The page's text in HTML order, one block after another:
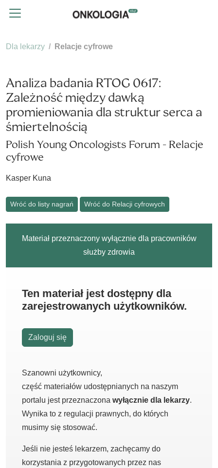
Dla lekarzy Relacje cyfrowe
Analiza badania RTOG 0617:
Zależność między dawką
promieniowania dla struktur serca a
śmiertelnością
Polish Young Oncologists Forum - Relacje
cyfrowe
Kasper Kuna
Wróć do listy nagrań Wróć do Relacji cyfrowych
Materiał przeznaczony wyłącznie dla pracowników
służby zdrowia
Ten materiał jest dostępny dla
zarejestrowanych użytkowników.
Zaloguj się
Szanowni użytkownicy,
część materiałów udostępnianych na naszym
portalu jest przeznaczona wyłącznie dla lekarzy.
Wynika to z regulacji prawnych, do których
musimy się stosować.
Jeśli nie jesteś lekarzem, zachęcamy do
korzystania z przygotowanych przez nas